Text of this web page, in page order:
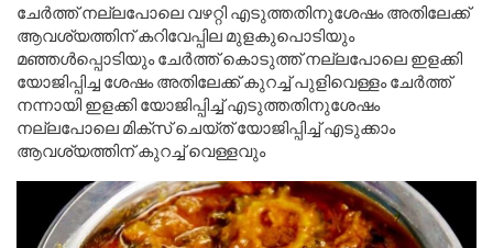
ചേർത്ത് നല്ലപോലെ വഴറ്റി എടുത്തതിനുശേഷം അതിലേക്ക്
ആവശ്യത്തിന് കറിവേപ്പില മുളകുപൊടിയും
മഞ്ഞൾപ്പൊടിയും ചേർത്ത് കൊടുത്ത് നല്ലപോലെ ഇളക്കി
യോജിപ്പിച്ച ശേഷം അതിലേക്ക് കുറച്ച് പുളിവെള്ളം ചേർത്ത്
നന്നായി ഇളക്കി യോജിപ്പിച്ച് എടുത്തതിനുശേഷം
നല്ലപോലെ മിക്സ് ചെയ്ത് യോജിപ്പിച്ച് എടുക്കാം
ആവശ്യത്തിന് കുറച്ച് വെള്ളവും